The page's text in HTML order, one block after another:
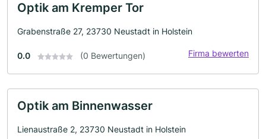
Optik am Kremper Tor
Grabenstraße 27, 23730 Neustadt in Holstein
0.0 (0 Bewertungen) Firma bewerten
Optik am Binnenwasser
Lienaustraße 2, 23730 Neustadt in Holstein